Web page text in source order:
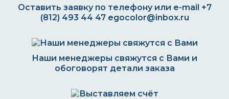
Оставить заявку по телефону или e-mail +7
(812) 493 44 47 egocolor@inbox.ru
Наши менеджеры свяжутся с Вами и
обоговорят детали заказа